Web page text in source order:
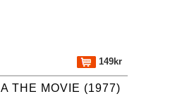
149kr
THE MOVIE (1977)